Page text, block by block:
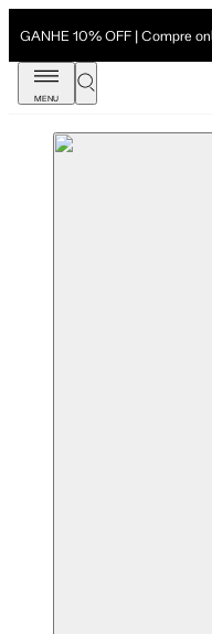
GANHE 10% OFF | Compre
MENU